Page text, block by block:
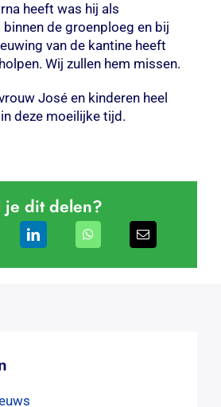
heeft was hij als
de groenploeg en bij
van de kantine heeft
Wij zullen hem missen.
José en kinderen heel
deze moeilijke tijd.
je dit delen?